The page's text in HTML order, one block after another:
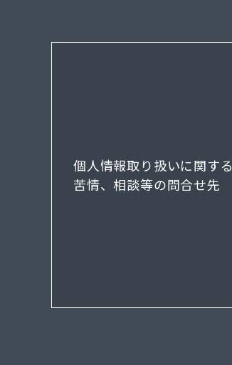
個人情報取り扱いに関する
苦情、相談等の問合せ先